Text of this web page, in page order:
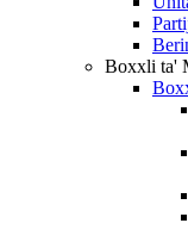
Boxxli ta'